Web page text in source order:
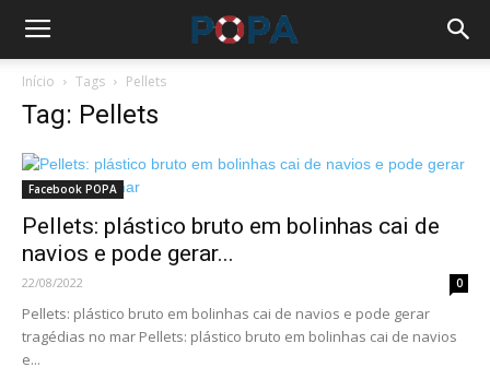
Início Tags Pellets
Tag: Pellets
Facebook POPA
Pellets: plástico bruto em bolinhas cai de
navios e pode gerar...
22/08/2022 0
Pellets: plástico bruto em bolinhas cai de navios e pode gerar
tragédias no mar Pellets: plástico bruto em bolinhas cai de navios
e...